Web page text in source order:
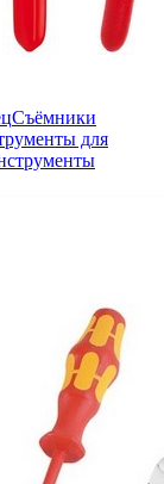
Съёмники
для